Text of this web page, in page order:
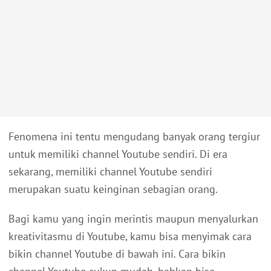
Fenomena ini tentu mengudang banyak orang tergiur
untuk memiliki channel Youtube sendiri. Di era
sekarang, memiliki channel Youtube sendiri
merupakan suatu keinginan sebagian orang.
Bagi kamu yang ingin merintis maupun menyalurkan
kreativitasmu di Youtube, kamu bisa menyimak cara
bikin channel Youtube di bawah ini. Cara bikin